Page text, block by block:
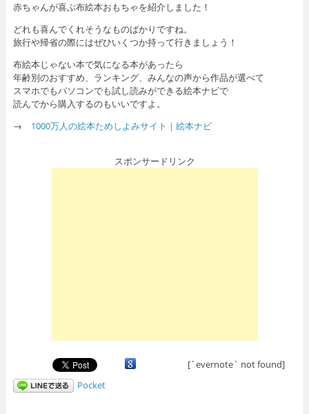
赤ちゃんが喜ぶ布絵本おもちゃを紹介しました！
どれも喜んでくれそうなものばかりですね。
旅行や帰省の際にはぜひいくつか持って行きましょう！
布絵本じゃない本で気になる本があったら
年齢別のおすすめ、ランキング、みんなの声から作品が選べて
スマホでもパソコンでも試し読みができる絵本ナビで
読んでから購入するのもいいですよ。
→ 1000万人の絵本ためしよみサイト｜絵本ナビ
スポンサードリンク
[`evernote` not found]
Pocket